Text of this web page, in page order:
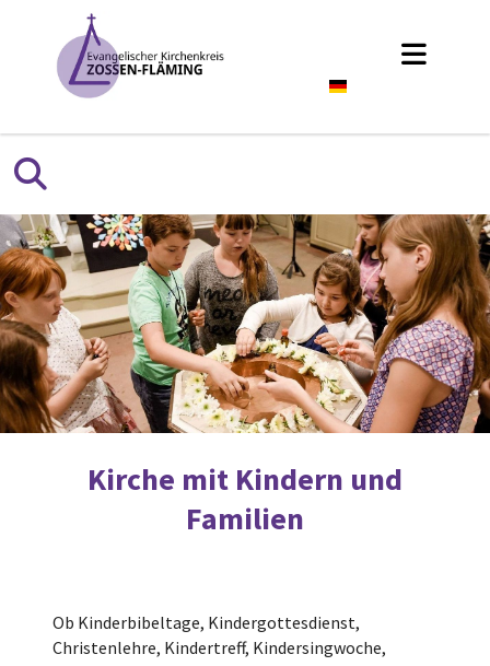
Kirche mit Kindern und
Familien
Ob Kinderbibeltage, Kindergottesdienst,
Christenlehre, Kindertreff, Kindersingwoche,